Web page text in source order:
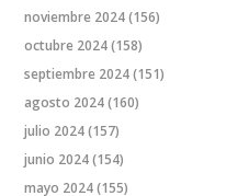
noviembre 2024(156)
octubre 2024(158)
septiembre 2024(151)
agosto 2024(160)
julio 2024(157)
junio 2024(154)
mayo 2024(155)